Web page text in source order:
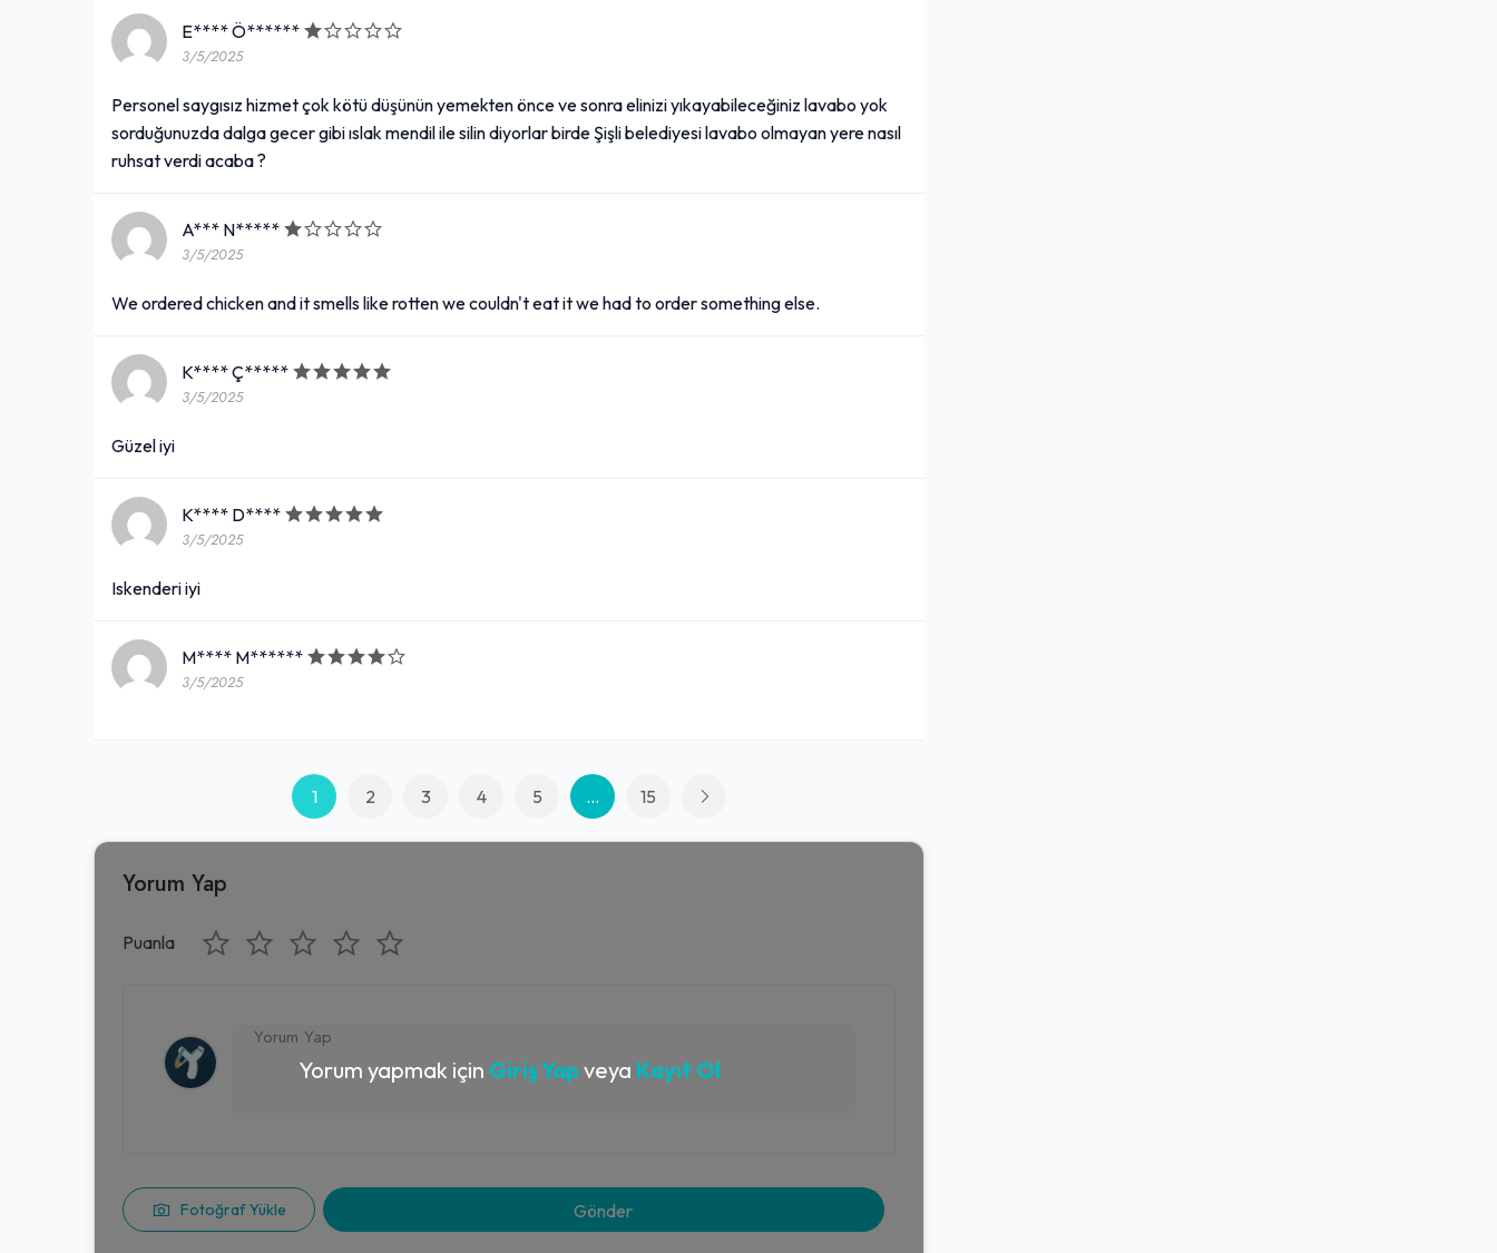
E**** Ö******
3/5/2025
Personel saygısız hizmet çok kötü düşünün yemekten önce ve sonra elinizi yıkayabileceğiniz lavabo yok
sorduğunuzda dalga gecer gibi ıslak mendil ile silin diyorlar birde Şişli belediyesi lavabo olmayan yere nasıl
ruhsat verdi acaba ?
A*** N*****
3/5/2025
We ordered chicken and it smells like rotten we couldn't eat it we had to order something else.
K**** Ç*****
3/5/2025
Güzel iyi
K**** D****
3/5/2025
Iskenderi iyi
M**** M******
3/5/2025
1 2 3 4 5 ... 15
Yorum Yap
Puanla
Fotoğraf Yükle
Yorum yapmak için Giriş Yap veya Kayıt Ol